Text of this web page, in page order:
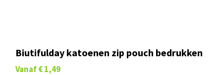
Biutifulday katoenen zip pouch bedrukken
Vanaf € 1,49